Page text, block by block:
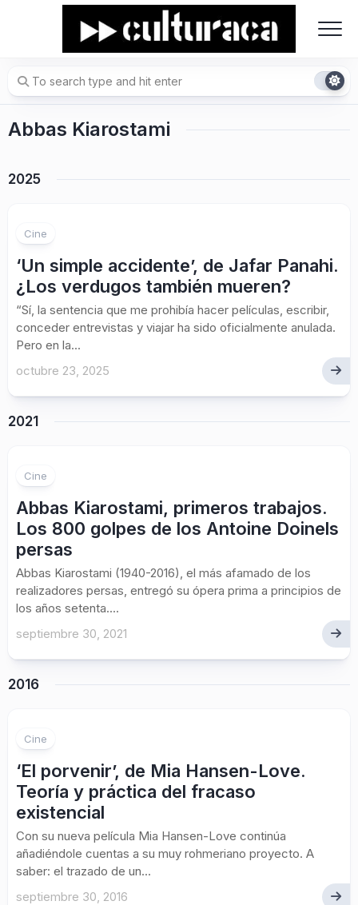
Abbas Kiarostami
2025
Cine
‘Un simple accidente’, de Jafar Panahi.
¿Los verdugos también mueren?
“Sí, la sentencia que me prohibía hacer películas, escribir,
conceder entrevistas y viajar ha sido oficialmente anulada.
Pero en la...
octubre 23, 2025
2021
Cine
Abbas Kiarostami, primeros trabajos.
Los 800 golpes de los Antoine Doinels
persas
Abbas Kiarostami (1940-2016), el más afamado de los
realizadores persas, entregó su ópera prima a principios de
los años setenta....
septiembre 30, 2021
2016
Cine
‘El porvenir’, de Mia Hansen-Love.
Teoría y práctica del fracaso
existencial
Con su nueva película Mia Hansen-Love continúa
añadiéndole cuentas a su muy rohmeriano proyecto. A
saber: el trazado de un...
septiembre 30, 2016